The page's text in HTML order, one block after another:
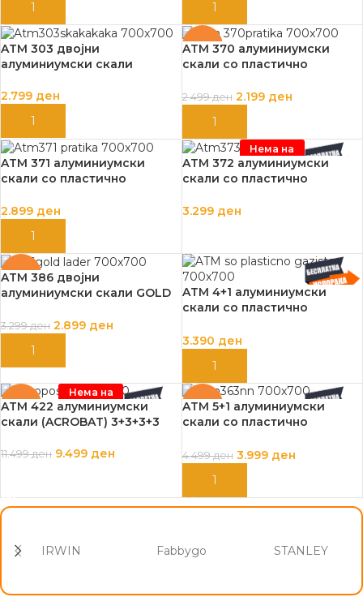
ДОДАЈ ВО КОШНИЦА ДОДАЈ ВО КОШНИЦА
ATM 303 двојни
алуминиумски скали
2.799 ден
ДОДАЈ ВО КОШНИЦА
-12%
ATM 370 алуминиумски
скали со пластично
2.499ден 2.199 ден
ДОДАЈ ВО КОШНИЦА
ATM 371 алуминиумски
скали со пластично
2.899 ден
ДОДАЈ ВО КОШНИЦА
Нема на
залиха
ATM 372 алуминиумски
скали со пластично
3.299 ден
-12%
ATM 386 двојни
алуминиумски скали GOLD
3.299ден 2.899 ден
ДОДАЈ ВО КОШНИЦА
ATM 4+1 алуминиумски
скали со пластично
3.390 ден
ДОДАЈ ВО КОШНИЦА
Нема на
залиха
-17%
ATM 422 алуминиумски
скали (ACROBAT) 3+3+3+3
11.499ден 9.499 ден
-11%
ATM 5+1 алуминиумски
скали со пластично
4.499ден 3.999 ден
ДОДАЈ ВО КОШНИЦА
IRWIN Fabbygo STANLEY